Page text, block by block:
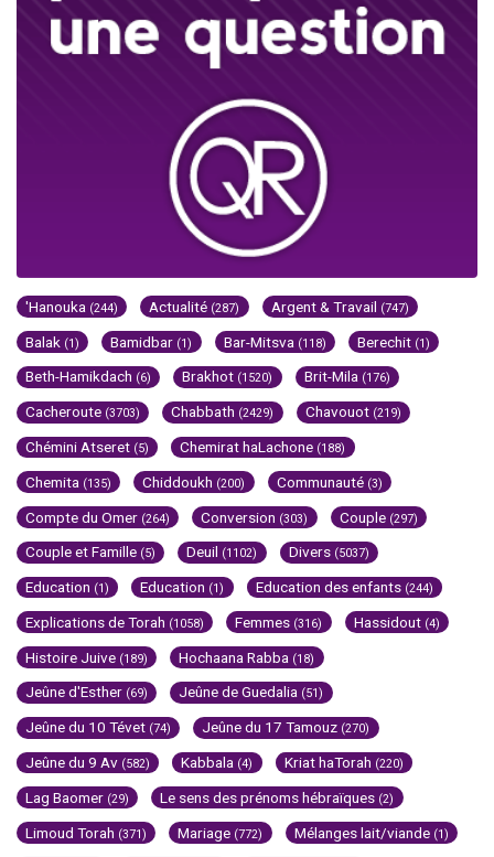
'Hanouka (244) Actualité (287) Argent & Travail (747)
Balak (1) Bamidbar (1) Bar-Mitsva (118) Berechit (1)
Beth-Hamikdach (6) Brakhot (1520) Brit-Mila (176)
Cacheroute (3703) Chabbath (2429) Chavouot (219)
Chémini Atseret (5) Chemirat haLachone (188)
Chemita (135) Chiddoukh (200) Communauté (3)
Compte du Omer (264) Conversion (303) Couple (297)
Couple et Famille (5) Deuil (1102) Divers (5037)
Education (1) Education (1) Education des enfants (244)
Explications de Torah (1058) Femmes (316) Hassidout (4)
Histoire Juive (189) Hochaana Rabba (18)
Jeûne d'Esther (69) Jeûne de Guedalia (51)
Jeûne du 10 Tévet (74) Jeûne du 17 Tamouz (270)
Jeûne du 9 Av (582) Kabbala (4) Kriat haTorah (220)
Lag Baomer (29) Le sens des prénoms hébraïques (2)
Limoud Torah (371) Mariage (772) Mélanges lait/viande (1)